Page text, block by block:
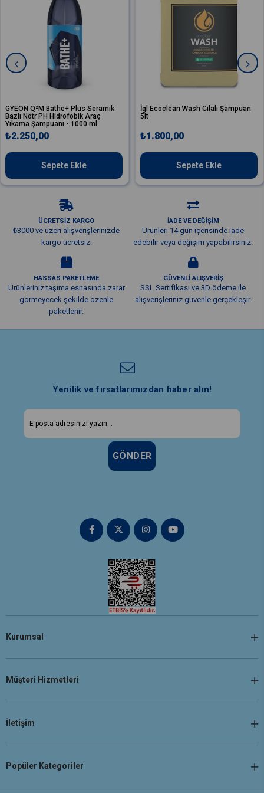
Plus Seramik
Hidrofobik Araç
- 1000 ml
İgl Ecoclean Wash Cilalı Şampuan
5lt
Valet Pro
ÜCRETSİZ KARGO
₺3000 ve üzeri alışverişlerinizde
kargo ücretsiz.
İADE VE DEĞİŞİM
Ürünleri 14 gün içerisinde iade
edebilir veya değişim yapabilirsiniz.
HASSAS PAKETLEME
Ürünleriniz taşıma esnasında zarar
görmeyecek şekilde özenle
paketlenir.
GÜVENLİ ALIŞVERİŞ
SSL Sertifikası ve 3D ödeme ile
alışverişleriniz güvenle gerçekleşir.
Yenilik ve fırsatlarımızdan haber alın!
GÖNDER
Kurumsal
Müşteri Hizmetleri
İletişim
Popüler Kategoriler